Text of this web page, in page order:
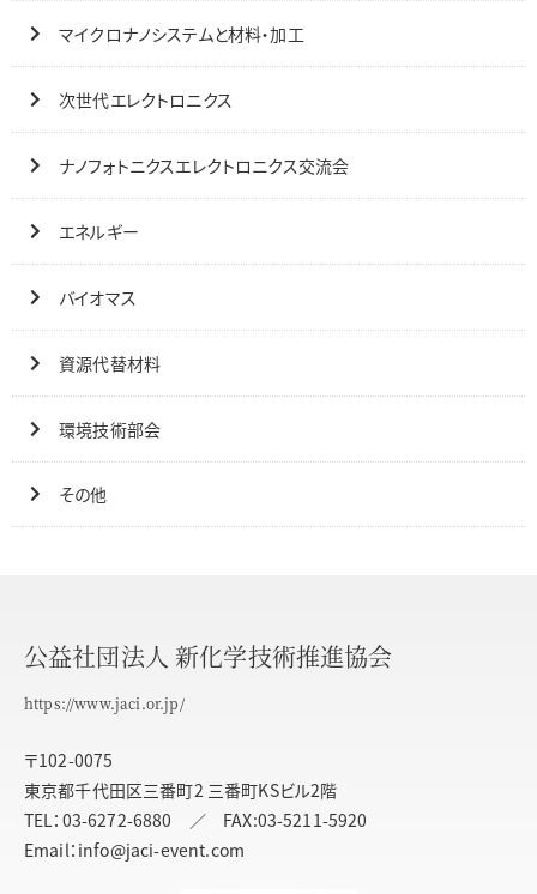
マイクロナノシステムと材料・加工
次世代エレクトロニクス
ナノフォトニクスエレクトロニクス交流会
エネルギー
バイオマス
資源代替材料
環境技術部会
その他
公益社団法人 新化学技術推進協会
https://www.jaci.or.jp/
〒102-0075
東京都千代田区三番町2 三番町KSビル2階
TEL：03-6272-6880 ／ FAX:03-5211-5920
Email：info@jaci-event.com